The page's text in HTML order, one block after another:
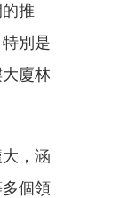
推
別是
廈林
，涵
個領